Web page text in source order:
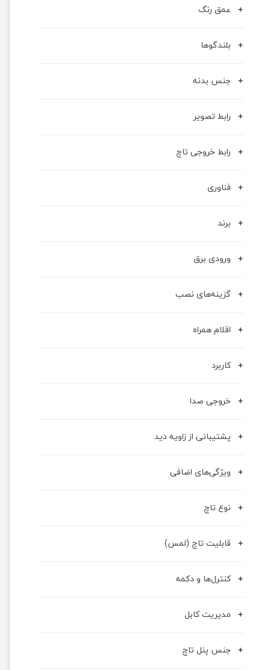
عمق رنگ
بلندگوها
جنس بدنه
رابط تصویر
رابط خروجی تاچ
فناوری
برند
ورودی برق
گزینه‌های نصب
اقلام همراه
کاربرد
خروجی صدا
پشتیبانی از زاویه دید
ویژگی‌های اضافی
نوع تاچ
قابلیت تاچ (لمس)
کنترل‌ها و دکمه
مدیریت کابل
جنس پنل تاچ